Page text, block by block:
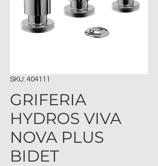
SKU: 404111
GRIFERIA
HYDROS VIVA
NOVA PLUS
BIDET